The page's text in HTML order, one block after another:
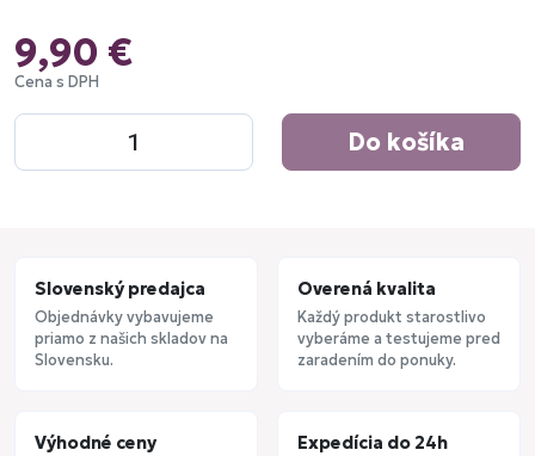
9,90 €
Cena s DPH
Do košíka
Slovenský predajca
Objednávky vybavujeme
priamo z našich skladov na
Slovensku.
Overená kvalita
Každý produkt starostlivo
vyberáme a testujeme pred
zaradením do ponuky.
Výhodné ceny Expedícia do 24h